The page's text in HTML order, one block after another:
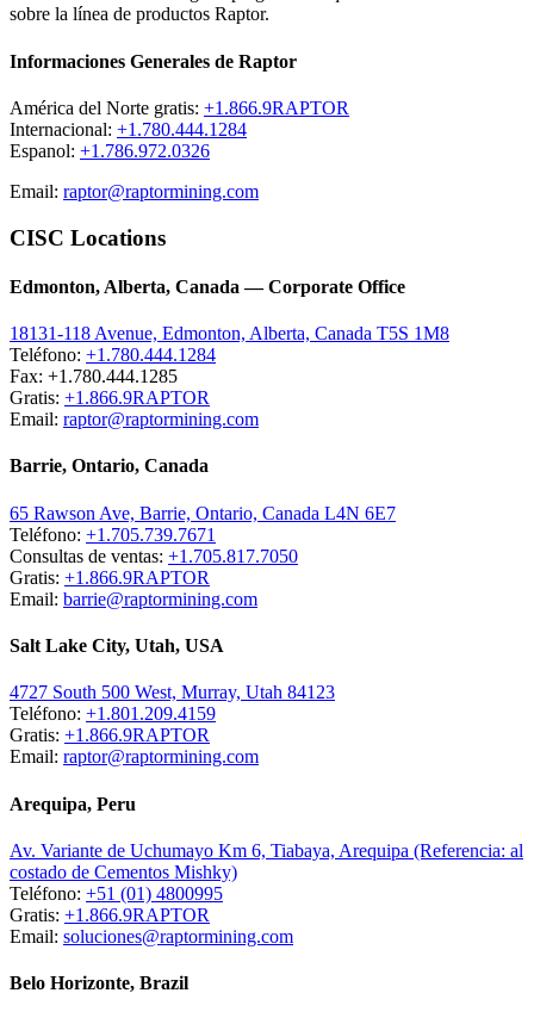
sobre la línea de productos Raptor.
Informaciones Generales de Raptor
América del Norte gratis: +1.866.9RAPTOR
Internacional: +1.780.444.1284
Espanol: +1.786.972.0326
Email: raptor@raptormining.com
CISC Locations
Edmonton, Alberta, Canada — Corporate Office
18131-118 Avenue, Edmonton, Alberta, Canada T5S 1M8
Teléfono: +1.780.444.1284
Fax: +1.780.444.1285
Gratis: +1.866.9RAPTOR
Email: raptor@raptormining.com
Barrie, Ontario, Canada
65 Rawson Ave, Barrie, Ontario, Canada L4N 6E7
Teléfono: +1.705.739.7671
Consultas de ventas: +1.705.817.7050
Gratis: +1.866.9RAPTOR
Email: barrie@raptormining.com
Salt Lake City, Utah, USA
4727 South 500 West, Murray, Utah 84123
Teléfono: +1.801.209.4159
Gratis: +1.866.9RAPTOR
Email: raptor@raptormining.com
Arequipa, Peru
Av. Variante de Uchumayo Km 6, Tiabaya, Arequipa (Referencia: al
costado de Cementos Mishky)
Teléfono: +51 (01) 4800995
Gratis: +1.866.9RAPTOR
Email: soluciones@raptormining.com
Belo Horizonte, Brazil